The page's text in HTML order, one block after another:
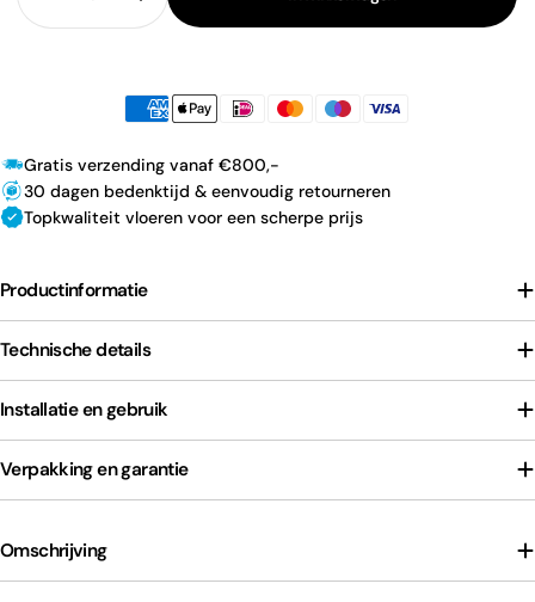
Verlaag aantal voor Stijlplint Blok Witfolie
Verhoog aantal voor Stijlplint Blok
Gratis verzending vanaf €800,-
30 dagen bedenktijd & eenvoudig retourneren
Topkwaliteit vloeren voor een scherpe prijs
Productinformatie
Technische details
Installatie en gebruik
Verpakking en garantie
Omschrijving